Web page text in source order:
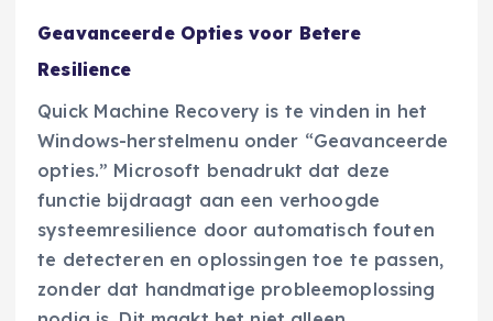
Geavanceerde Opties voor Betere
Resilience
Quick Machine Recovery is te vinden in het
Windows-herstelmenu onder “Geavanceerde
opties.” Microsoft benadrukt dat deze
functie bijdraagt aan een verhoogde
systeemresilience door automatisch fouten
te detecteren en oplossingen toe te passen,
zonder dat handmatige probleemoplossing